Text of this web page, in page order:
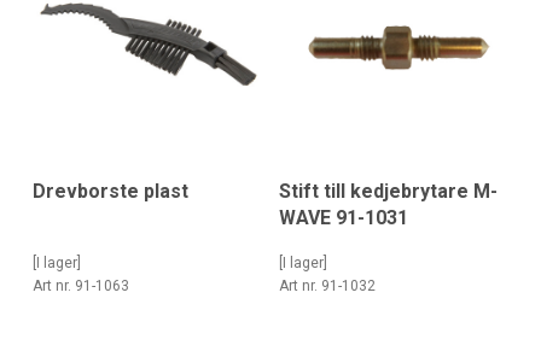
Drevborste plast
[I lager]
Art nr. 91-1063
Stift till kedjebrytare M-
WAVE 91-1031
[I lager]
Art nr. 91-1032